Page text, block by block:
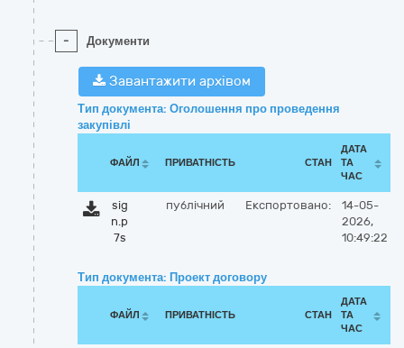
- Документи
Завантажити архівом
Тип документа: Оголошення про проведення
закупівлі
ФАЙЛ ПРИВАТНІСТЬ СТАН
ДАТА
ТА
ЧАС
sig
n.p
7s
публічний Експортовано:
14-05-
2026,
10:49:22
Тип документа: Проект договору
ФАЙЛ ПРИВАТНІСТЬ СТАН
ДАТА
ТА
ЧАС